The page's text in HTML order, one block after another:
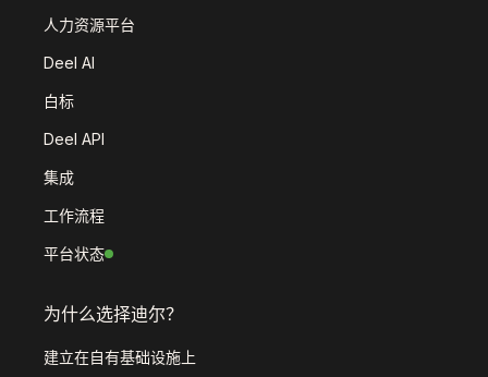
人力资源平台
Deel AI
白标
Deel API
集成
工作流程
平台状态
为什么选择迪尔？
建立在自有基础设施上